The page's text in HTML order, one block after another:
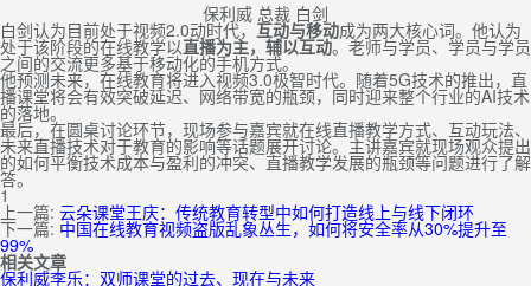
保利威 总裁 白剑
白剑认为目前处于视频2.0动时代， 互动与移动成为两大核心词。他认为
处于该阶段的在线教学以直播为主，辅以互动。老师与学员、学员与学员
之间的交流更多基于移动化的手机方式。
他预测未来，在线教育将进入视频3.0极智时代。随着5G技术的推出，直
播课堂将会有效突破延迟、网络带宽的瓶颈，同时迎来整个行业的AI技术
的落地。
最后，在圆桌讨论环节，现场参与嘉宾就在线直播教学方式、互动玩法、
未来直播技术对于教育的影响等话题展开讨论。主讲嘉宾就现场观众提出
的如何平衡技术成本与盈利的冲突、直播教学发展的瓶颈等问题进行了解
答。
1
上一篇: 云朵课堂王庆：传统教育转型中如何打造线上与线下闭环
下一篇: 中国在线教育视频盗版乱象丛生，如何将安全率从30%提升至
99%
相关文章
保利威李乐：双师课堂的过去、现在与未来